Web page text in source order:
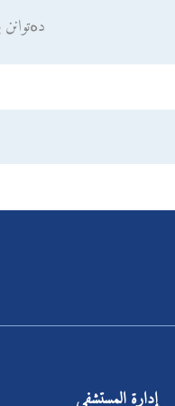
إدارة المستشفى